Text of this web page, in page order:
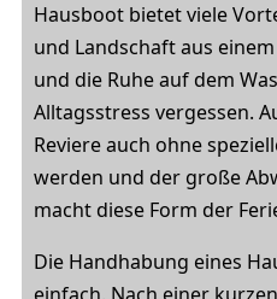
Hausboot bietet viele
und Landschaft aus
und die Ruhe auf dem
Alltagsstress vergessen.
Reviere auch ohne
werden und der große
macht diese Form der
Die Handhabung eines